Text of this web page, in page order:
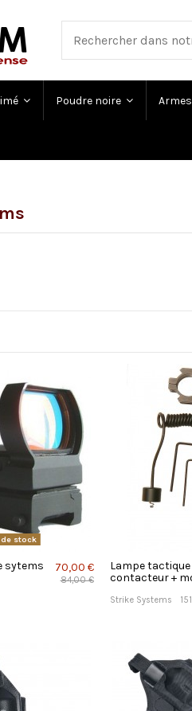
Poudre noire
stock
sytems
70,00 €
84,00 €
Lampe tactique
contacteur +
Strike Systems